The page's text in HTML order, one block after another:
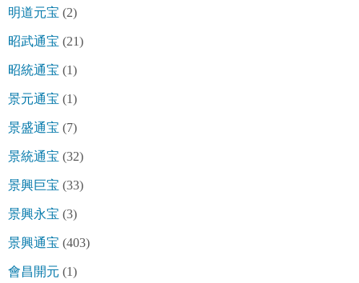
明道元宝 (2)
昭武通宝 (21)
昭統通宝 (1)
景元通宝 (1)
景盛通宝 (7)
景統通宝 (32)
景興巨宝 (33)
景興永宝 (3)
景興通宝 (403)
會昌開元 (1)